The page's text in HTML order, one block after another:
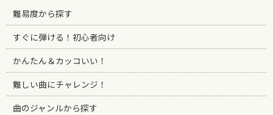
難易度から探す
すぐに弾ける！初心者向け
かんたん＆カッコいい！
難しい曲にチャレンジ！
曲のジャンルから探す